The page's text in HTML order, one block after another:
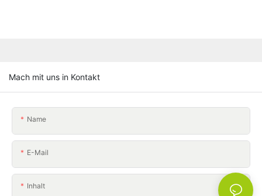
Mach mit uns in Kontakt
Name
E-Mail
Inhalt